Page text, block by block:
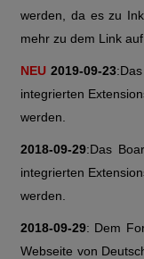
werden, da es zu
mehr zu dem Link
NEU 2019-09-23
integrierten
werden.
2018-09-29:Das
integrierten
werden.
2018-09-29: Dem
Webseite von